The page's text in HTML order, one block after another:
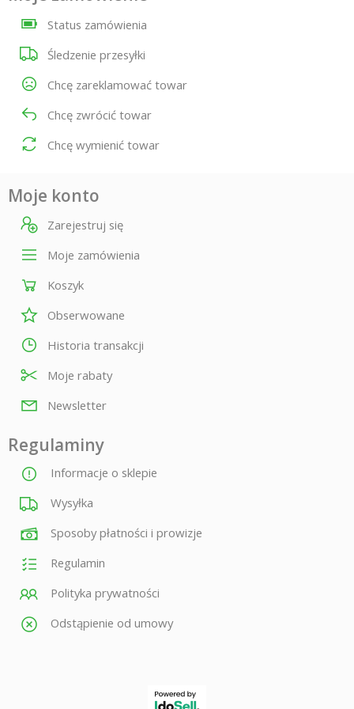
Status zamówienia
Śledzenie przesyłki
Chcę zareklamować towar
Chcę zwrócić towar
Chcę wymienić towar
Moje konto
Zarejestruj się
Moje zamówienia
Koszyk
Obserwowane
Historia transakcji
Moje rabaty
Newsletter
Regulaminy
Informacje o sklepie
Wysyłka
Sposoby płatności i prowizje
Regulamin
Polityka prywatności
Odstąpienie od umowy